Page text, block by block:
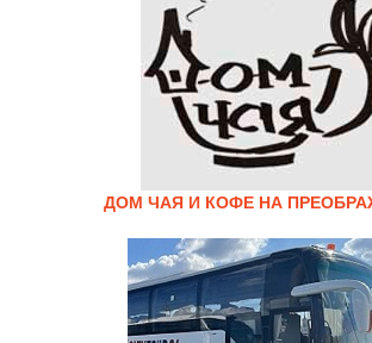
ДОМ ЧАЯ И КОФЕ НА